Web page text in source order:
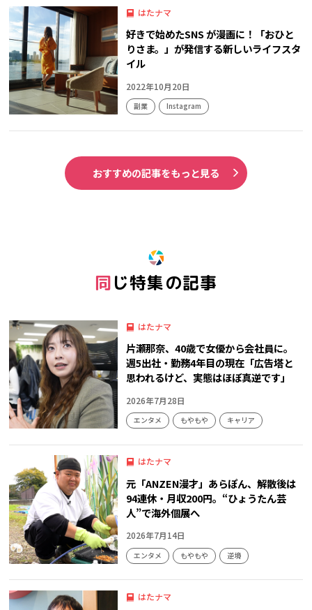
はたナマ
好きで始めたSNS が漫画に！「おひと
りさま。」が発信する新しいライフスタ
イル
2022年10月20日
副業 Instagram
おすすめの記事をもっと見る
同じ特集の記事
はたナマ
片瀬那奈、40歳で女優から会社員に。
週5出社・勤務4年目の現在「広告塔と
思われるけど、実態はほぼ真逆です」
2026年7月28日
エンタメ もやもや キャリア
はたナマ
元「ANZEN漫才」あらぽん、解散後は
94連休・月収200円。“ひょうたん芸
人”で海外個展へ
2026年7月14日
エンタメ もやもや 逆境
はたナマ